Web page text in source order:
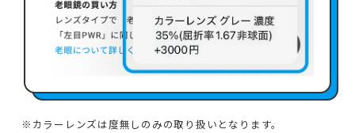
カラーレンズは度無しのみの取り扱いとなります。